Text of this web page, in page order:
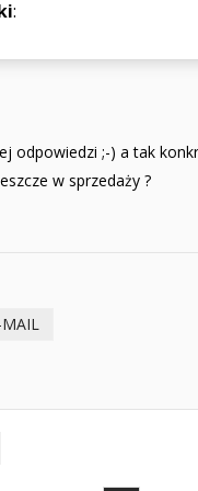
:
odpowiedzi ;-) a tak
w sprzedaży ?
MAIL